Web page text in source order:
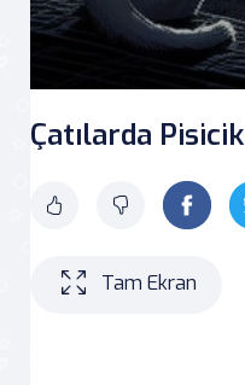
Çatılarda Pisicik
Tam Ekran